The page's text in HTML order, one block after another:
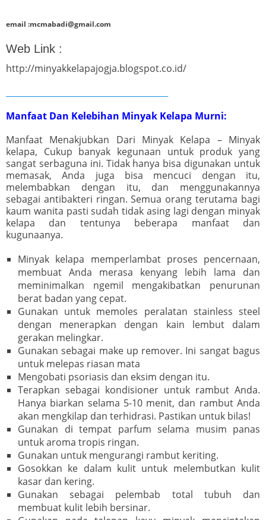
email :mcmabadi@gmail.com
Web Link :
http://minyakkelapajogja.blogspot.co.id/
Manfaat Dan Kelebihan Minyak Kelapa Murni:
Manfaat Menakjubkan Dari Minyak Kelapa – Minyak
kelapa, Cukup banyak kegunaan untuk produk yang
sangat serbaguna ini. Tidak hanya bisa digunakan untuk
memasak, Anda juga bisa mencuci dengan itu,
melembabkan dengan itu, dan menggunakannya
sebagai antibakteri ringan. Semua orang terutama bagi
kaum wanita pasti sudah tidak asing lagi dengan minyak
kelapa dan tentunya beberapa manfaat dan
kugunaanya.
Minyak kelapa memperlambat proses pencernaan,
membuat Anda merasa kenyang lebih lama dan
meminimalkan ngemil mengakibatkan penurunan
berat badan yang cepat.
Gunakan untuk memoles peralatan stainless steel
dengan menerapkan dengan kain lembut dalam
gerakan melingkar.
Gunakan sebagai make up remover. Ini sangat bagus
untuk melepas riasan mata
Mengobati psoriasis dan eksim dengan itu.
Terapkan sebagai kondisioner untuk rambut Anda.
Hanya biarkan selama 5-10 menit, dan rambut Anda
akan mengkilap dan terhidrasi. Pastikan untuk bilas!
Gunakan di tempat parfum selama musim panas
untuk aroma tropis ringan.
Gunakan untuk mengurangi rambut keriting.
Gosokkan ke dalam kulit untuk melembutkan kulit
kasar dan kering.
Gunakan sebagai pelembab total tubuh dan
membuat kulit lebih bersinar.